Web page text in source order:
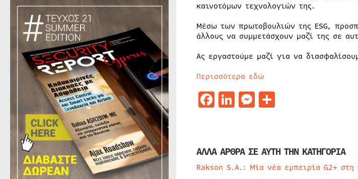
καινοτόμων τεχνολογιών της.
Μέσω των πρωτοβουλιών της ESG,
άλλους να συμμετάσχουν μαζί της σε
Ας εργαστούμε μαζί για να
Περισσότερα εδώ
Facebook
LinkedIn
Messenger
ΑΛΛΑ ΑΡΘΡΑ ΣΕ ΑΥΤΗ ΤΗΝ ΚΑΤΗΓΟΡΙΑ
Rakson S.A.: Μία νέα εμπειρία G2+